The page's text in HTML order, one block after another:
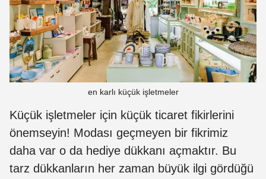
en karlı küçük işletmeler
Küçük işletmeler için küçük ticaret fikirlerini
önemseyin! Modası geçmeyen bir fikrimiz
daha var o da hediye dükkanı açmaktır. Bu
tarz dükkanların her zaman büyük ilgi gördüğü